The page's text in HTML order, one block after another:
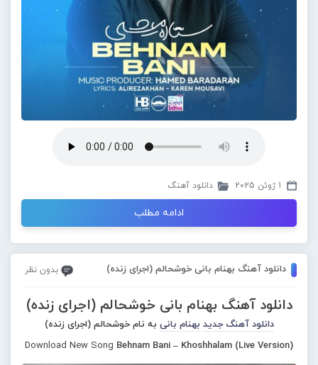
1 ژوئن 2025 دانلود آهنگ
ادامه مطلب
دانلود آهنگ بهنام بانی خوشحالم (اجرای زنده) بدون نظر
دانلود آهنگ بهنام بانی خوشحالم (اجرای زنده)
دانلود آهنگ جدید بهنام بانی به نام خوشحالم (اجرای زنده)
Download New Song Behnam Bani – Khoshhalam (Live Version)